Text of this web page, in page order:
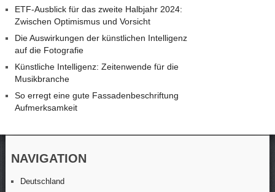
ETF-Ausblick für das zweite Halbjahr 2024:
Zwischen Optimismus und Vorsicht
Die Auswirkungen der künstlichen Intelligenz
auf die Fotografie
Künstliche Intelligenz: Zeitenwende für die
Musikbranche
So erregt eine gute Fassadenbeschriftung
Aufmerksamkeit
NAVIGATION
Deutschland